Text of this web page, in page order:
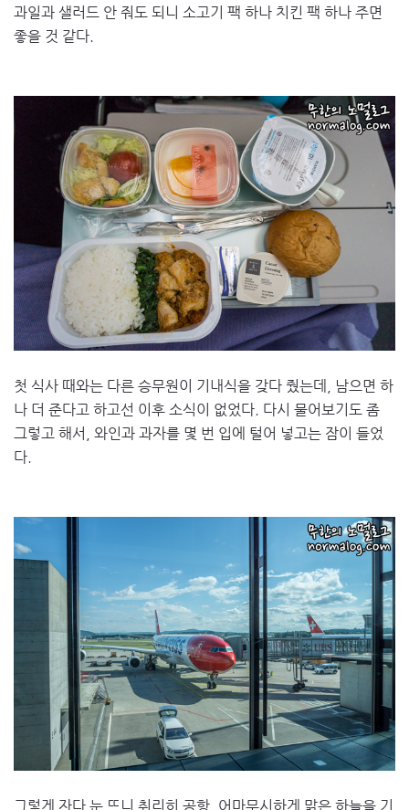
과일과 샐러드 안 줘도 되니 소고기 팩 하나 치킨 팩 하나 주면
좋을 것 같다.
첫 식사 때와는 다른 승무원이 기내식을 갖다 줬는데, 남으면 하
나 더 준다고 하고선 이후 소식이 없었다. 다시 물어보기도 좀
그렇고 해서, 와인과 과자를 몇 번 입에 털어 넣고는 잠이 들었
다.
그렇게 자다 눈 뜨니 취리히 공항. 어마무시하게 맑은 하늘을 기